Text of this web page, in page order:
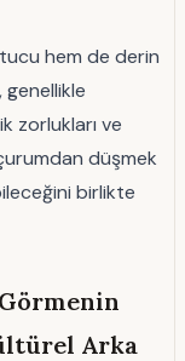
hem de derin
zorlukları ve
düşmek
birlikte
Arka